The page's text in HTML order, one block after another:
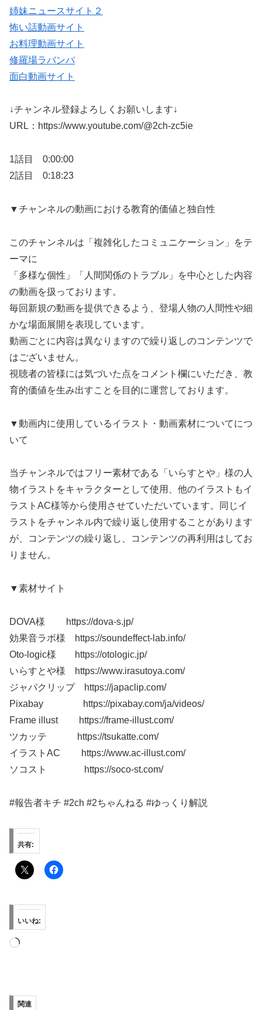
姉妹ニュースサイト２
怖い話動画サイト
お料理動画サイト
修羅場ラバンバ
面白動画サイト
↓チャンネル登録よろしくお願いします↓
URL：https://www.youtube.com/@2ch-zc5ie
1話目 0:00:00
2話目 0:18:23
▼チャンネルの動画における教育的価値と独自性
このチャンネルは「複雑化したコミュニケーション」をテ
ーマに
「多様な個性」「人間関係のトラブル」を中心とした内容
の動画を扱っております。
毎回新規の動画を提供できるよう、登場人物の人間性や細
かな場面展開を表現しています。
動画ごとに内容は異なりますので繰り返しのコンテンツで
はございません。
視聴者の皆様には気づいた点をコメント欄にいただき、教
育的価値を生み出すことを目的に運営しております。
▼動画内に使用しているイラスト・動画素材についてにつ
いて
当チャンネルではフリー素材である「いらすとや」様の人
物イラストをキャラクターとして使用、他のイラストもイ
ラストAC様等から使用させていただいています。同じイ
ラストをチャンネル内で繰り返し使用することがあります
が、コンテンツの繰り返し、コンテンツの再利用はしてお
りません。
▼素材サイト
DOVA様 https://dova-s.jp/
効果音ラボ様 https://soundeffect-lab.info/
Oto-logic様 https://otologic.jp/
いらすとや様 https://www.irasutoya.com/
ジャパクリップ https://japaclip.com/
Pixabay https://pixabay.com/ja/videos/
Frame illust https://frame-illust.com/
ツカッテ https://tsukatte.com/
イラストAC https://www.ac-illust.com/
ソコスト https://soco-st.com/
#報告者キチ #2ch #2ちゃんねる #ゆっくり解説
共有:
いいね:
読
み
関連